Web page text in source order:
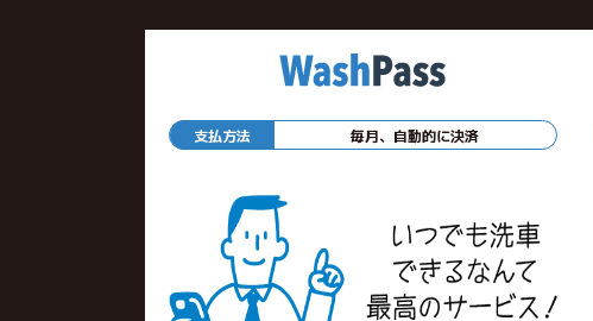
支払方法 毎月、自動的に決済